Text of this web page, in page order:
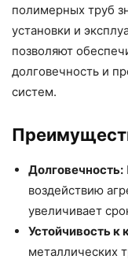
полимерных труб
установки и
позволяют
долговечность и
систем.
Долговечность:
воздействию
увеличивает
Устойчивость к
металлических